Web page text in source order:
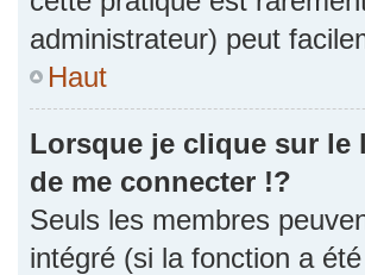
administrateur) peut
Haut
Lorsque je clique sur le
de me connecter !?
Seuls les membres
intégré (si la fonction a